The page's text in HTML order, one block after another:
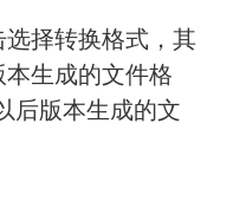
择转换格式，其
本生成的文件格
后版本生成的文